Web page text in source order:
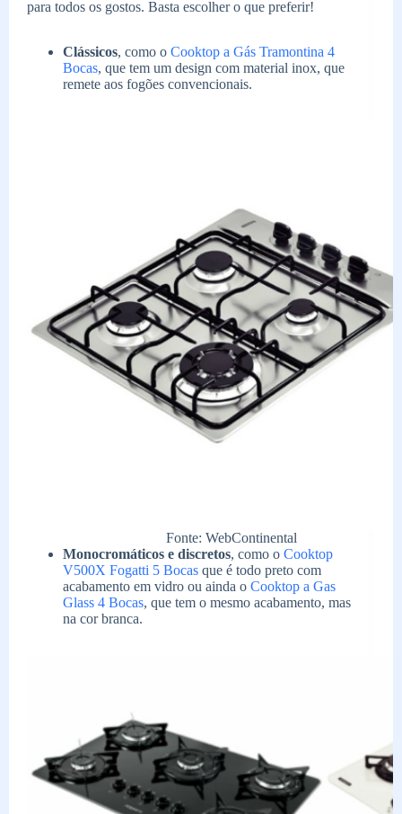
para todos os gostos. Basta escolher o que preferir!
Clássicos, como o Cooktop a Gás Tramontina 4
Bocas, que tem um design com material inox, que
remete aos fogões convencionais.
Fonte: WebContinental
Monocromáticos e discretos, como o Cooktop
V500X Fogatti 5 Bocas que é todo preto com
acabamento em vidro ou ainda o Cooktop a Gas
Glass 4 Bocas, que tem o mesmo acabamento, mas
na cor branca.